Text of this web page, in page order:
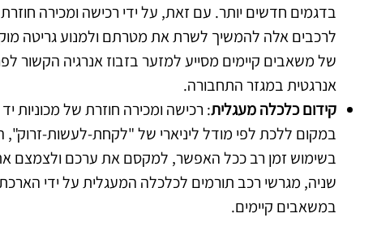
בדגמים חדשים יותר. עם זאת, על ידי רכישה ומכירה
לרכבים אלה להמשיך לשרת את מטרתם ולמנוע גריטה
של משאבים קיימים מסייע למזער בזבוז אנרגיה הקשור
אנרגטית במגזר התחבורה.
קידום כלכלה מעגלית: רכישה ומכירה חוזרת של מכוניות
במקום ללכת לפי מודל ליניארי של "לקחת-לעשות-
בשימוש זמן רב ככל האפשר, למקסם את ערכם ולצמצם
שניה, מגרשי רכב תורמים לכלכלה המעגלית על ידי
במשאבים קיימים.